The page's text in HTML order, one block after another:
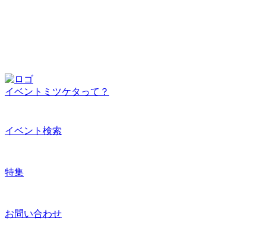
イベントミツケタって？
イベント検索
特集
お問い合わせ